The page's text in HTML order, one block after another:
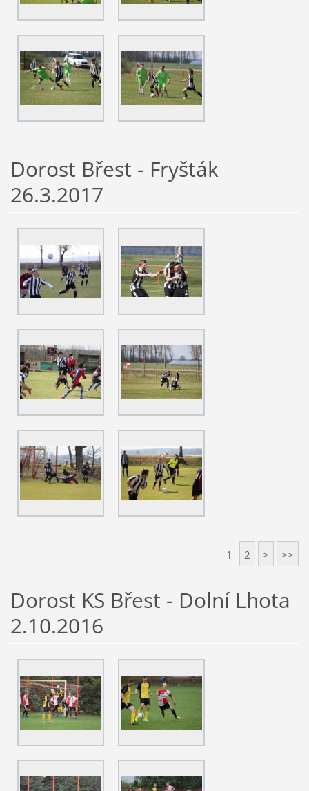
Dorost Břest - Fryšták
26.3.2017
1 2 > >>
Dorost KS Břest - Dolní Lhota
2.10.2016